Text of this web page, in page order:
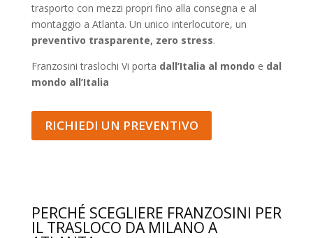
trasporto con mezzi propri fino alla consegna e al
montaggio a Atlanta. Un unico interlocutore, un
preventivo trasparente, zero stress.
Franzosini traslochi Vi porta dall’Italia al mondo e dal
mondo all’Italia
RICHIEDI UN PREVENTIVO
PERCHÉ SCEGLIERE FRANZOSINI PER
IL TRASLOCO DA MILANO A